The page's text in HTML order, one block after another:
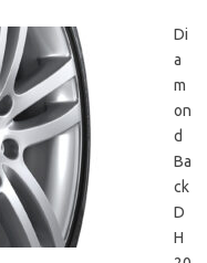
Di
a
m
on
d
Ba
ck
D
H